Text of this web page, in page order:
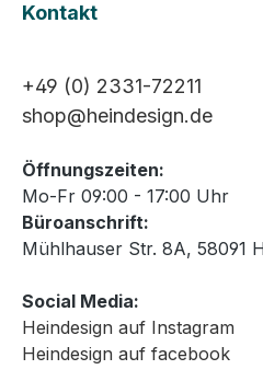
Kontakt
+49 (0) 2331-72211
shop@heindesign.de
Öffnungszeiten:
Mo-Fr 09:00 - 17:00 Uhr
Büroanschrift:
Mühlhauser Str. 8A, 58091
Social Media:
Heindesign auf Instagram
Heindesign auf facebook